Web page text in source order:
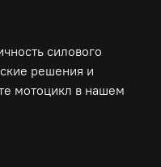
силового
решения и
мотоцикл в нашем